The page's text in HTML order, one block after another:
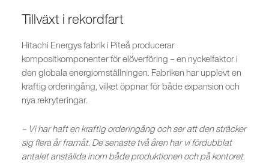
Tillväxt i rekordfart
Hitachi Energys fabrik i Piteå producerar
kompositkomponenter för elöverföring – en nyckelfaktor i
den globala energiomställningen. Fabriken har upplevt en
kraftig orderingång, vilket öppnar för både expansion och
nya rekryteringar.
– Vi har haft en kraftig orderingång och ser att den sträcker
sig flera år framåt. De senaste två åren har vi fördubblat
antalet anställda inom både produktionen och på kontoret.